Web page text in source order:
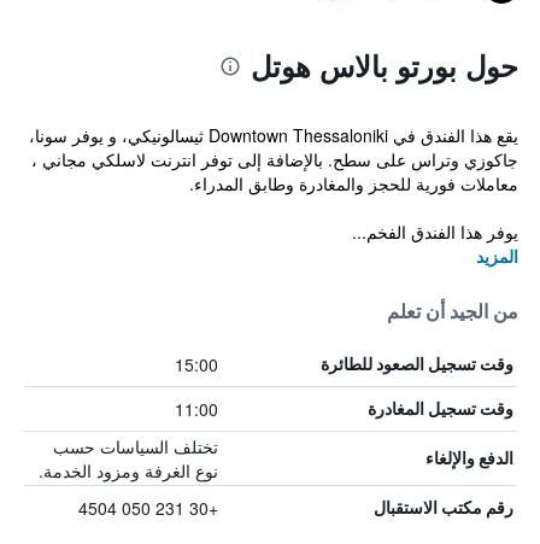
حول بورتو بالاس هوتل
يقع هذا الفندق في Downtown Thessaloniki ثيسالونيكي، و يوفر سونا،
جاكوزي وتراس على سطح. بالإضافة إلى توفر انترنت لاسلكي مجاني ،
معاملات فورية للحجز والمغادرة وطابق المدراء.
يوفر هذا الفندق الفخم...
المزيد
من الجيد أن تعلم
وقت تسجيل الصعود للطائرة 15:00
وقت تسجيل المغادرة 11:00
الدفع والإلغاء
تختلف السياسات حسب
نوع الغرفة ومزود الخدمة.
رقم مكتب الاستقبال +30 231 050 4504